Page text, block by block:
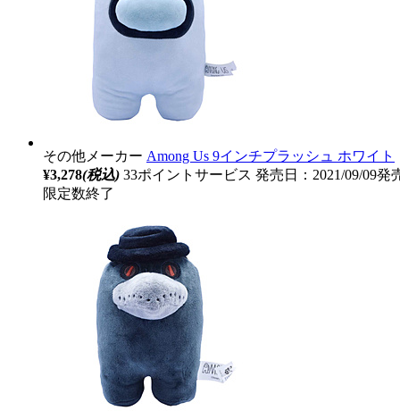
その他メーカー Among Us 9インチプラッシュ ホワイト
¥3,278(税込) 33ポイントサービス 発売日：2021/09/09発
限定数終了